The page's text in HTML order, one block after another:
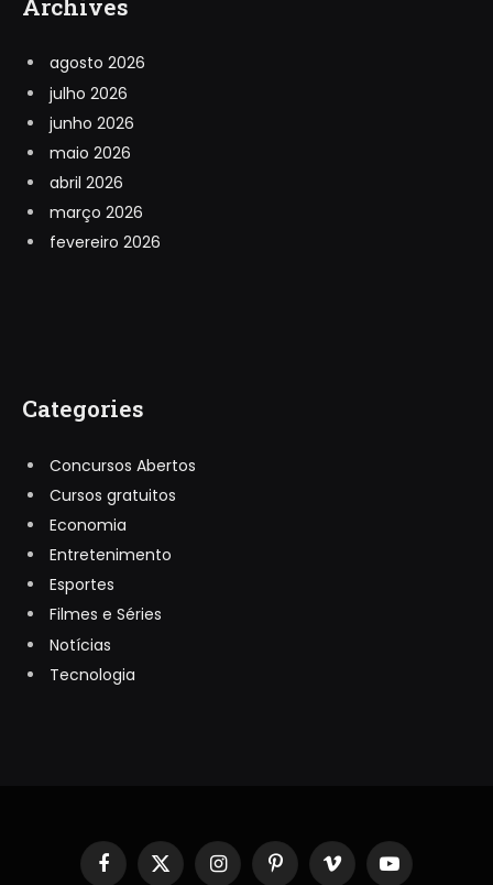
Archives
agosto 2026
julho 2026
junho 2026
maio 2026
abril 2026
março 2026
fevereiro 2026
Categories
Concursos Abertos
Cursos gratuitos
Economia
Entretenimento
Esportes
Filmes e Séries
Notícias
Tecnologia
Facebook
X
InstagramPinterestVimeo YouTube